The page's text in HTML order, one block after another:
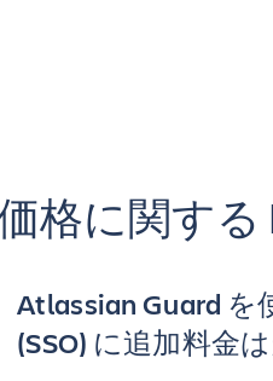
格に関する
Atlassian Guard
(SSO) に追加料金